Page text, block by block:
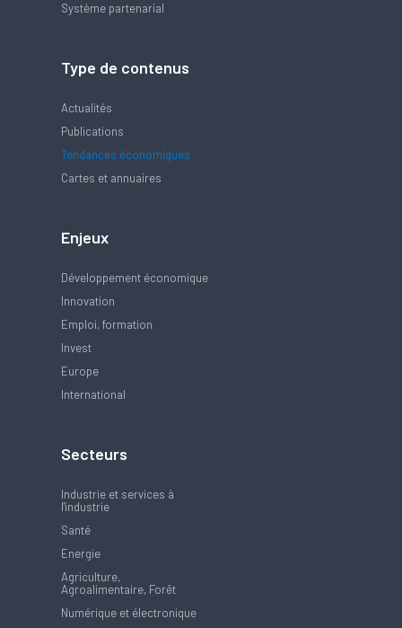
Système partenarial
Type de contenus
Actualités
Publications
Tendances économiques
Cartes et annuaires
Enjeux
Développement économique
Innovation
Emploi, formation
Invest
Europe
International
Secteurs
Industrie et services à
l'industrie
Santé
Energie
Agriculture,
Agroalimentaire, Forêt
Numérique et électronique